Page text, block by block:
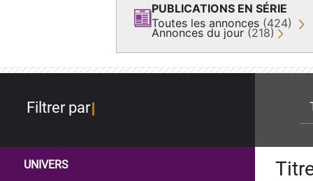
PUBLICATIONS EN SÉRIE
Toutes les annonces (424)
Annonces du jour (218)
Filtrer par
UNIVERS